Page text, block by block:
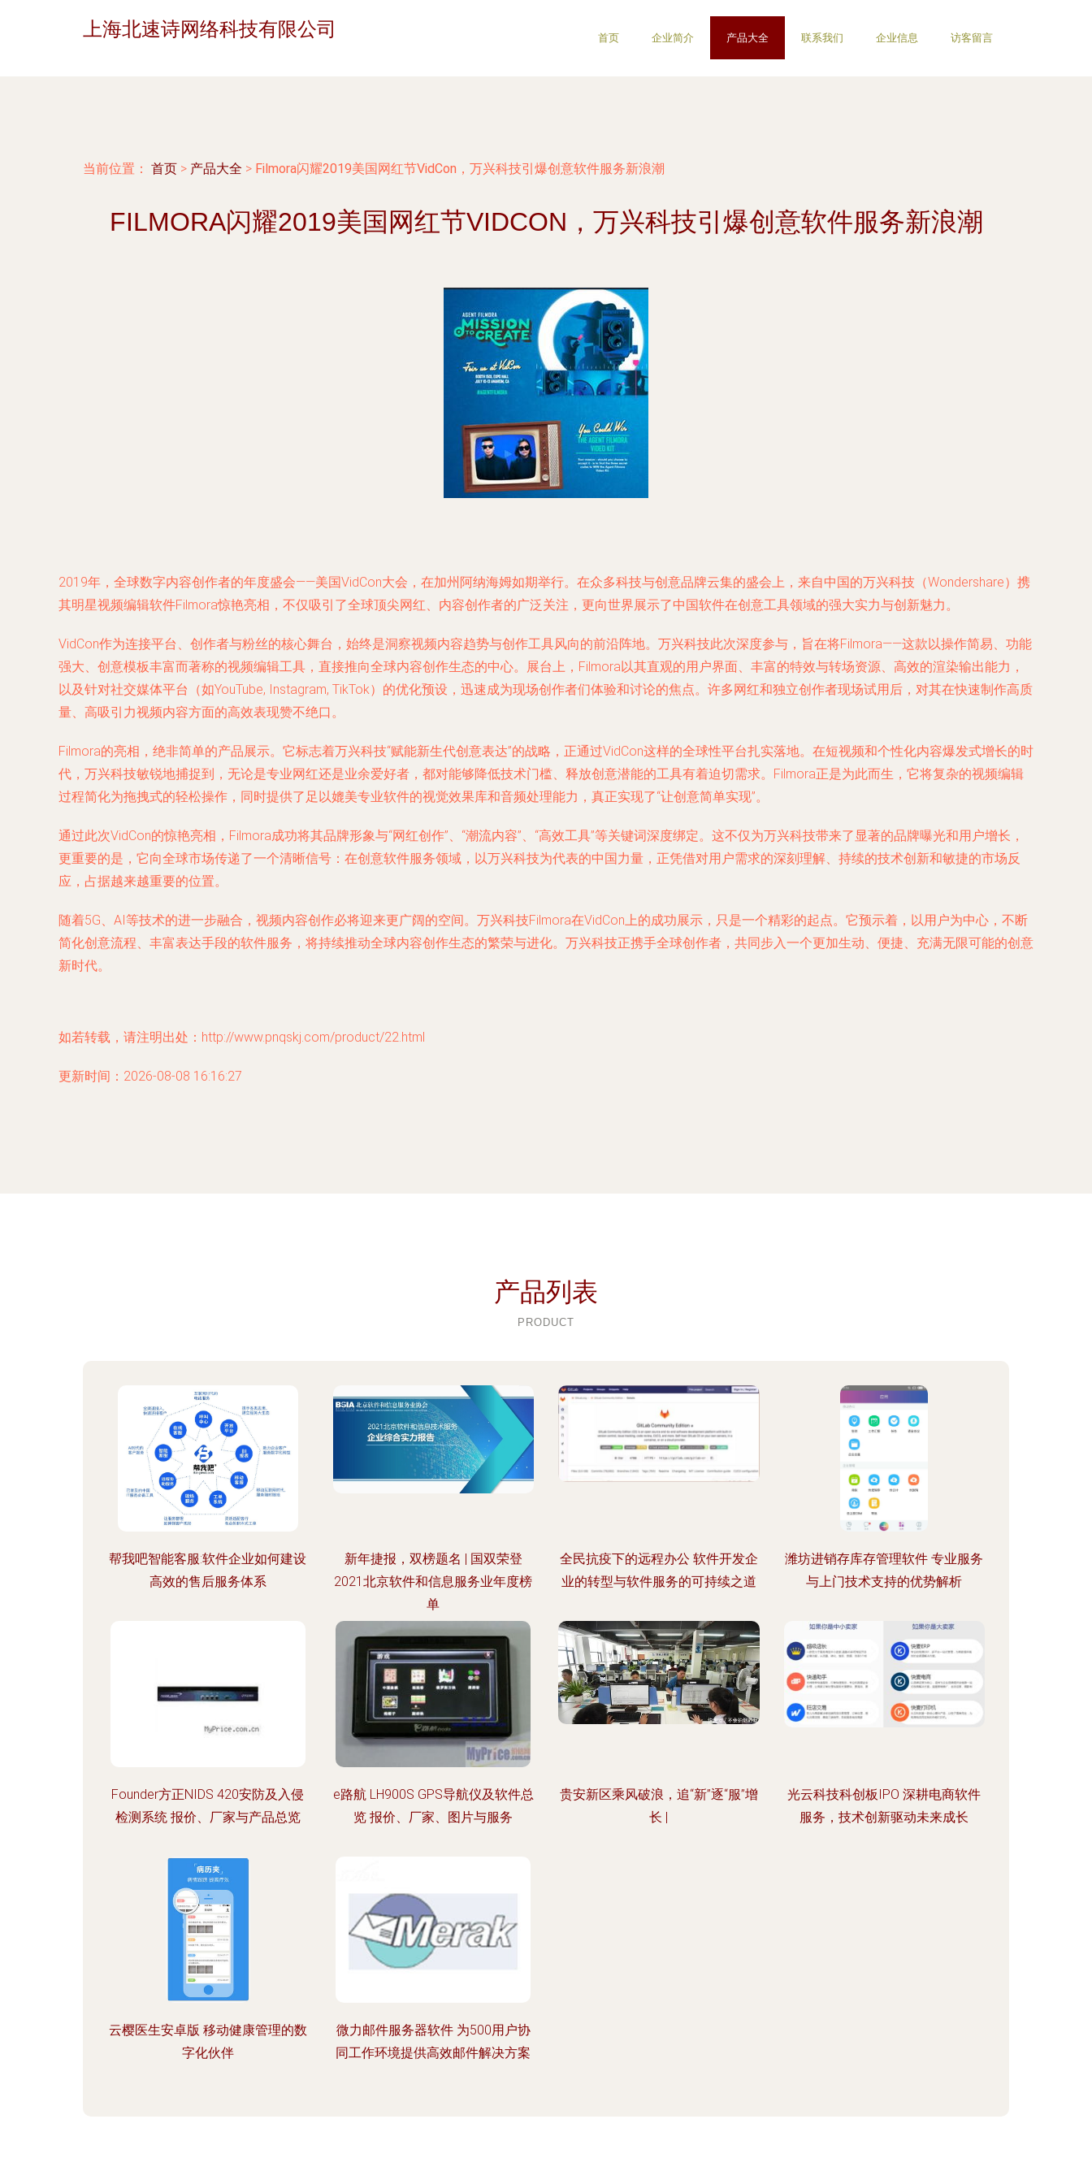
上海北速诗网络科技有限公司 首页 企业简介 产品大全 联系我们 企业信息 访客留言
当前位置： 首页 > 产品大全 > Filmora闪耀2019美国网红节VidCon，万兴科技引爆创意软件服务新浪潮
FILMORA闪耀2019美国网红节VIDCON，万兴科技引爆创意软件服务新浪潮
2019年，全球数字内容创作者的年度盛会——美国VidCon大会，在加州阿纳海姆如期举行。在众多科技与创意品牌云集的盛会上，来自中国的万兴科技（Wondershare）携
其明星视频编辑软件Filmora惊艳亮相，不仅吸引了全球顶尖网红、内容创作者的广泛关注，更向世界展示了中国软件在创意工具领域的强大实力与创新魅力。
VidCon作为连接平台、创作者与粉丝的核心舞台，始终是洞察视频内容趋势与创作工具风向的前沿阵地。万兴科技此次深度参与，旨在将Filmora——这款以操作简易、功能
强大、创意模板丰富而著称的视频编辑工具，直接推向全球内容创作生态的中心。展台上，Filmora以其直观的用户界面、丰富的特效与转场资源、高效的渲染输出能力，
以及针对社交媒体平台（如YouTube, Instagram, TikTok）的优化预设，迅速成为现场创作者们体验和讨论的焦点。许多网红和独立创作者现场试用后，对其在快速制作高质
量、高吸引力视频内容方面的高效表现赞不绝口。
Filmora的亮相，绝非简单的产品展示。它标志着万兴科技“赋能新生代创意表达”的战略，正通过VidCon这样的全球性平台扎实落地。在短视频和个性化内容爆发式增长的时
代，万兴科技敏锐地捕捉到，无论是专业网红还是业余爱好者，都对能够降低技术门槛、释放创意潜能的工具有着迫切需求。Filmora正是为此而生，它将复杂的视频编辑
过程简化为拖拽式的轻松操作，同时提供了足以媲美专业软件的视觉效果库和音频处理能力，真正实现了“让创意简单实现”。
通过此次VidCon的惊艳亮相，Filmora成功将其品牌形象与“网红创作”、“潮流内容”、“高效工具”等关键词深度绑定。这不仅为万兴科技带来了显著的品牌曝光和用户增长，
更重要的是，它向全球市场传递了一个清晰信号：在创意软件服务领域，以万兴科技为代表的中国力量，正凭借对用户需求的深刻理解、持续的技术创新和敏捷的市场反
应，占据越来越重要的位置。
随着5G、AI等技术的进一步融合，视频内容创作必将迎来更广阔的空间。万兴科技Filmora在VidCon上的成功展示，只是一个精彩的起点。它预示着，以用户为中心，不断
简化创意流程、丰富表达手段的软件服务，将持续推动全球内容创作生态的繁荣与进化。万兴科技正携手全球创作者，共同步入一个更加生动、便捷、充满无限可能的创意
新时代。
如若转载，请注明出处：http://www.pnqskj.com/product/22.html
更新时间：2026-08-08 16:16:27
产品列表
PRODUCT
帮我吧智能客服:软件企业如何建设
高效的售后服务体系
新年捷报，双榜题名 | 国双荣登
2021北京软件和信息服务业年度榜
单
全民抗疫下的远程办公 软件开发企
业的转型与软件服务的可持续之道
潍坊进销存库存管理软件 专业服务
与上门技术支持的优势解析
Founder方正NIDS 420安防及入侵
检测系统 报价、厂家与产品总览
e路航 LH900S GPS导航仪及软件总
览 报价、厂家、图片与服务
贵安新区乘风破浪，追“新”逐“服”增
长 |
光云科技科创板IPO 深耕电商软件
服务，技术创新驱动未来成长
云樱医生安卓版 移动健康管理的数
字化伙伴
微力邮件服务器软件 为500用户协
同工作环境提供高效邮件解决方案